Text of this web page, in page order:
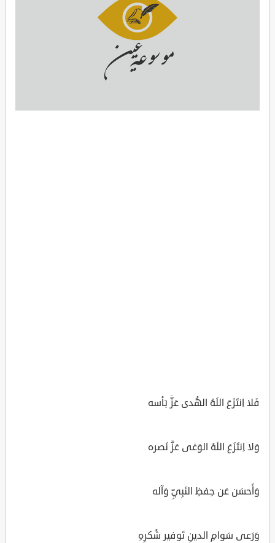
فَلا اِنتَزَعَ اللَهُ الهُدى عَزَّ بَأسه
وَلا اِنتَزَعَ اللَهُ الوَغى عَزَّ نَصره
وَأَحسَن عَن حِفظِ النَبِيِّ وَآله
وَرَعى سَوامِ الدينِ تَوفير شُكرِهِ